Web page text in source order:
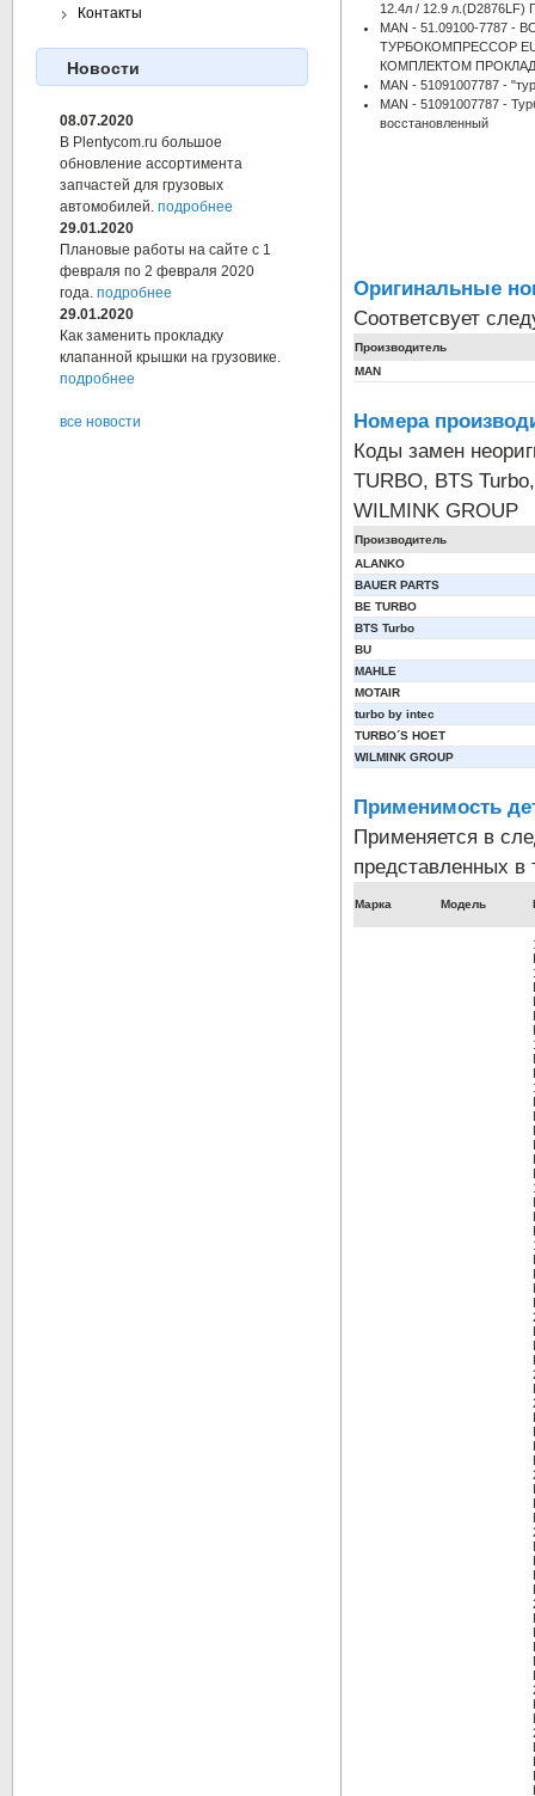
12.4л / 12.9 л.(D2876LF)
MAN - 51.09100-7787
ТУРБОКОМПРЕССОР
КОМПЛЕКТОМ
MAN - 51091007787 -
MAN - 51091007787 -
восстановленный
Оригинальные
Соответсвует
Производитель
MAN
Номера
Коды замен
TURBO, BTS
WILMINK GROUP
Производитель
ALANKO
BAUER PARTS
BE TURBO
BTS Turbo
BU
MAHLE
MOTAIR
turbo by intec
TURBO´S HOET
WILMINK GROUP
Применимость
Применяется в
представленных в
Марка Модель
Контакты
Новости
08.07.2020
В Plentycom.ru большое
обновление ассортимента
запчастей для грузовых
автомобилей. подробнее
29.01.2020
Плановые работы на сайте с 1
февраля по 2 февраля 2020
года. подробнее
29.01.2020
Как заменить прокладку
клапанной крышки на грузовике.
подробнее
все новости